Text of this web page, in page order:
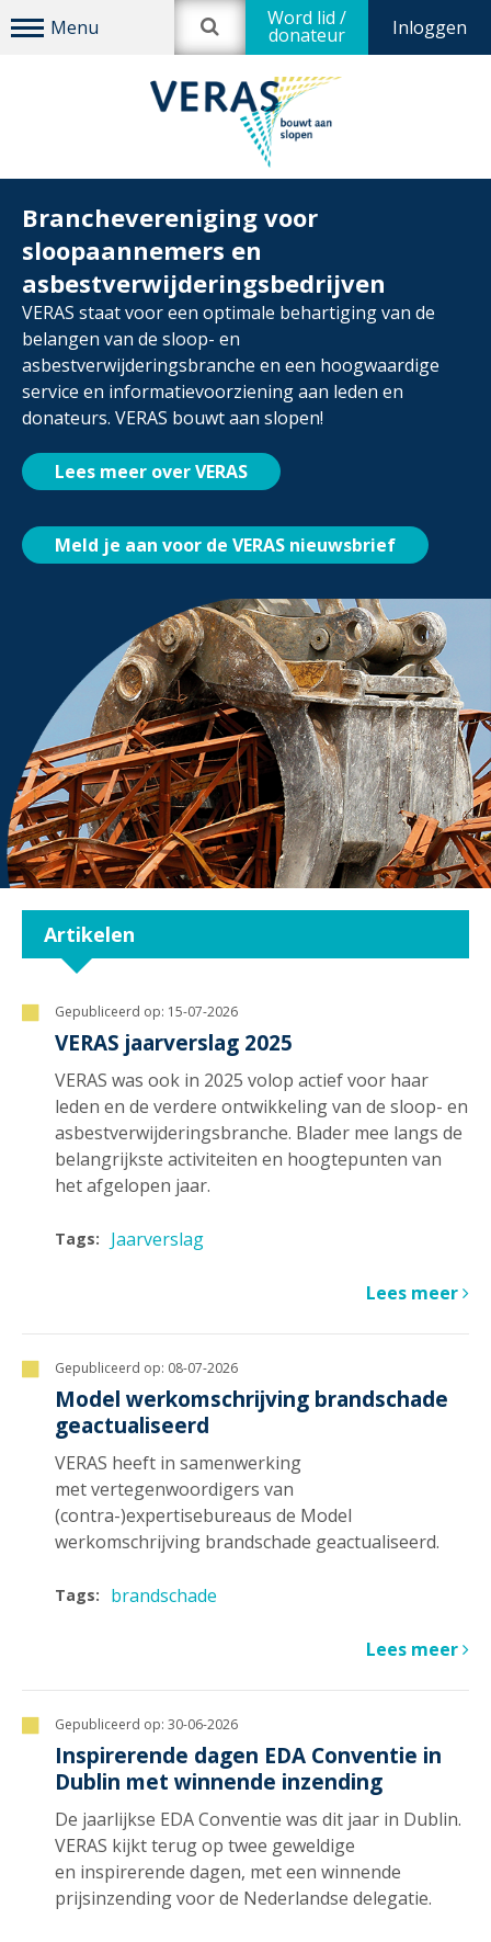
Inloggen
Word lid /
donateur
Branchevereniging voor
sloopaannemers en
asbestverwijderingsbedrijven
VERAS staat voor een optimale behartiging van de
belangen van de sloop- en
asbestverwijderingsbranche en een hoogwaardige
service en informatievoorziening aan leden en
donateurs. VERAS bouwt aan slopen!
Lees meer over VERAS
Meld je aan voor de VERAS nieuwsbrief
Artikelen
Gepubliceerd op: 15-07-2026
VERAS jaarverslag 2025
VERAS was ook in 2025 volop actief voor haar
leden en de verdere ontwikkeling van de sloop- en
asbestverwijderingsbranche. Blader mee langs de
belangrijkste activiteiten en hoogtepunten van
het afgelopen jaar.
Tags: Jaarverslag
Lees meer
Gepubliceerd op: 08-07-2026
Model werkomschrijving brandschade
geactualiseerd
VERAS heeft in samenwerking
met vertegenwoordigers van
(contra-)expertisebureaus de Model
werkomschrijving brandschade geactualiseerd.
Tags: brandschade
Lees meer
Gepubliceerd op: 30-06-2026
Inspirerende dagen EDA Conventie in
Dublin met winnende inzending
De jaarlijkse EDA Conventie was dit jaar in Dublin.
VERAS kijkt terug op twee geweldige
en inspirerende dagen, met een winnende
prijsinzending voor de Nederlandse delegatie.